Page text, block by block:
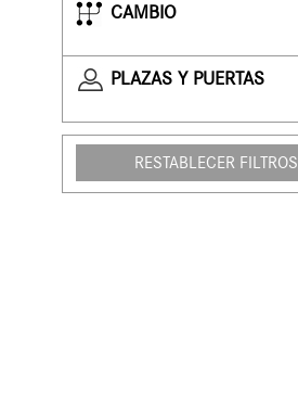
CAMBIO
PLAZAS Y PUERTAS
RESTABLECER FILTROS